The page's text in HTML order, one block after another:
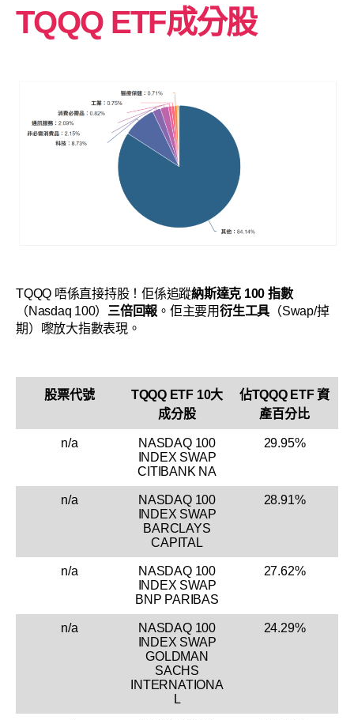
TQQQ ETF成分股
TQQQ 唔係直接持股！佢係追蹤納斯達克 100 指數
（Nasdaq 100） 三倍回報 。佢主要用衍生工具 （Swap/掉
期）嚟放大指數表現。
股票代號
TQQQ ETF 10大
成分股
佔TQQQ ETF 資
產百分比
n/a
NASDAQ 100
INDEX SWAP
CITIBANK NA
29.95%
n/a
NASDAQ 100
INDEX SWAP
BARCLAYS
CAPITAL
28.91%
n/a
NASDAQ 100
INDEX SWAP
BNP PARIBAS
27.62%
n/a
NASDAQ 100
INDEX SWAP
GOLDMAN
SACHS
INTERNATIONA
L
24.29%